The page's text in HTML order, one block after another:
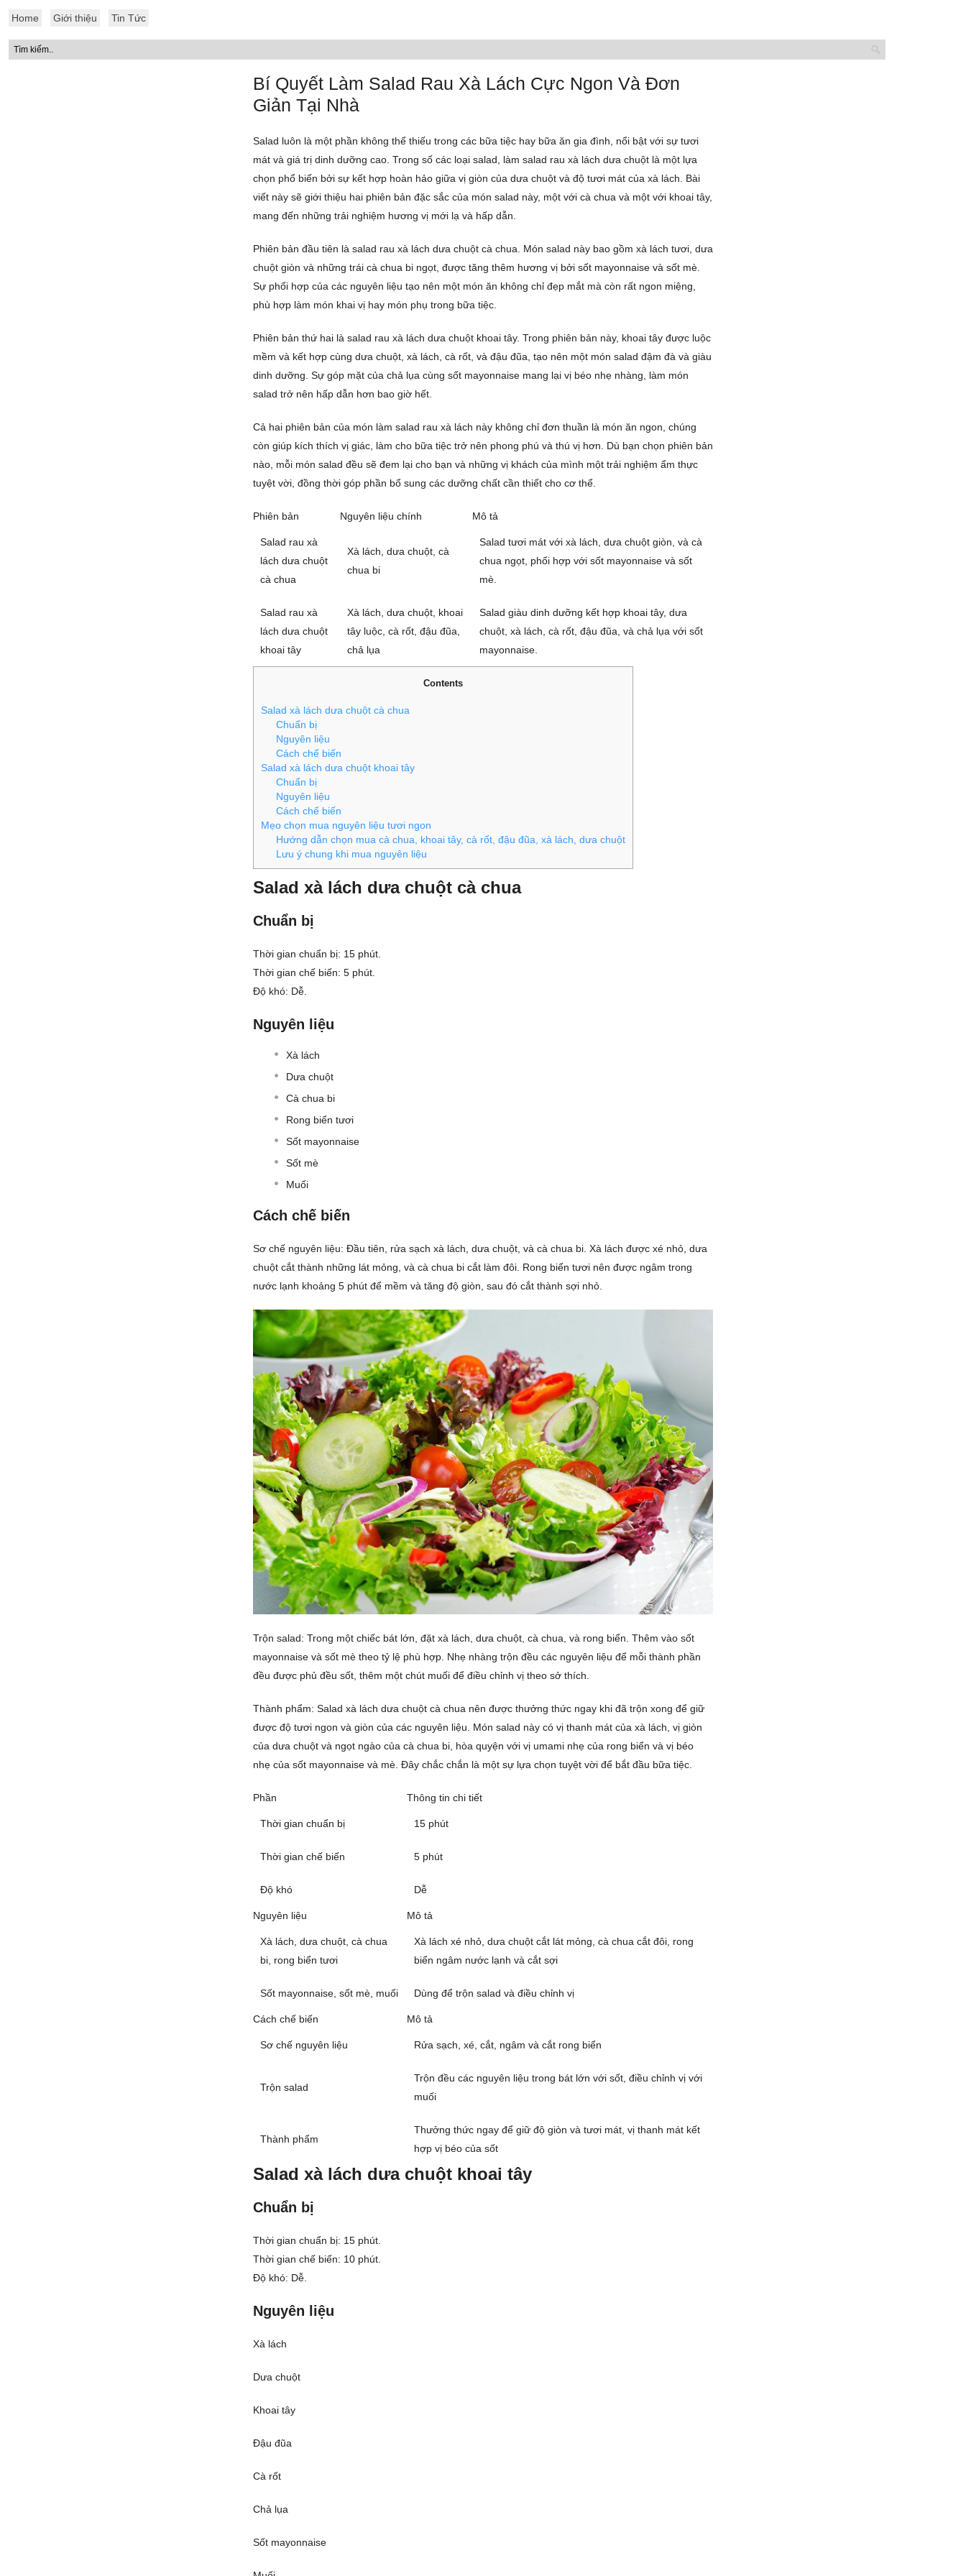
Home Giới thiệu Tin Tức
Bí Quyết Làm Salad Rau Xà Lách Cực Ngon Và Đơn
Giản Tại Nhà
Salad luôn là một phần không thể thiếu trong các bữa tiệc hay bữa ăn gia đình, nổi bật với sự tươi
mát và giá trị dinh dưỡng cao. Trong số các loại salad, làm salad rau xà lách dưa chuột là một lựa
chọn phổ biến bởi sự kết hợp hoàn hảo giữa vị giòn của dưa chuột và độ tươi mát của xà lách. Bài
viết này sẽ giới thiệu hai phiên bản đặc sắc của món salad này, một với cà chua và một với khoai tây,
mang đến những trải nghiệm hương vị mới lạ và hấp dẫn.
Phiên bản đầu tiên là salad rau xà lách dưa chuột cà chua. Món salad này bao gồm xà lách tươi, dưa
chuột giòn và những trái cà chua bi ngọt, được tăng thêm hương vị bởi sốt mayonnaise và sốt mè.
Sự phối hợp của các nguyên liệu tạo nên một món ăn không chỉ đẹp mắt mà còn rất ngon miệng,
phù hợp làm món khai vị hay món phụ trong bữa tiệc.
Phiên bản thứ hai là salad rau xà lách dưa chuột khoai tây. Trong phiên bản này, khoai tây được luộc
mềm và kết hợp cùng dưa chuột, xà lách, cà rốt, và đậu đũa, tạo nên một món salad đậm đà và giàu
dinh dưỡng. Sự góp mặt của chả lụa cùng sốt mayonnaise mang lại vị béo nhẹ nhàng, làm món
salad trở nên hấp dẫn hơn bao giờ hết.
Cả hai phiên bản của món làm salad rau xà lách này không chỉ đơn thuần là món ăn ngon, chúng
còn giúp kích thích vị giác, làm cho bữa tiệc trở nên phong phú và thú vị hơn. Dù bạn chọn phiên bản
nào, mỗi món salad đều sẽ đem lại cho bạn và những vị khách của mình một trải nghiệm ẩm thực
tuyệt vời, đồng thời góp phần bổ sung các dưỡng chất cần thiết cho cơ thể.
Phiên bản Nguyên liệu chính Mô tả
Salad rau xà
lách dưa chuột
cà chua
Xà lách, dưa chuột, cà
chua bi
Salad tươi mát với xà lách, dưa chuột giòn, và cà
chua ngọt, phối hợp với sốt mayonnaise và sốt
mè.
Salad rau xà
lách dưa chuột
khoai tây
Xà lách, dưa chuột, khoai
tây luộc, cà rốt, đậu đũa,
chả lụa
Salad giàu dinh dưỡng kết hợp khoai tây, dưa
chuột, xà lách, cà rốt, đậu đũa, và chả lụa với sốt
mayonnaise.
Contents
Salad xà lách dưa chuột cà chua
Chuẩn bị
Nguyên liệu
Cách chế biến
Salad xà lách dưa chuột khoai tây
Chuẩn bị
Nguyên liệu
Cách chế biến
Mẹo chọn mua nguyên liệu tươi ngon
Hướng dẫn chọn mua cà chua, khoai tây, cà rốt, đậu đũa, xà lách, dưa chuột
Lưu ý chung khi mua nguyên liệu
Salad xà lách dưa chuột cà chua
Chuẩn bị
Thời gian chuẩn bị: 15 phút.
Thời gian chế biến: 5 phút.
Độ khó: Dễ.
Nguyên liệu
Xà lách
Dưa chuột
Cà chua bi
Rong biển tươi
Sốt mayonnaise
Sốt mè
Muối
Cách chế biến
Sơ chế nguyên liệu: Đầu tiên, rửa sạch xà lách, dưa chuột, và cà chua bi. Xà lách được xé nhỏ, dưa
chuột cắt thành những lát mỏng, và cà chua bi cắt làm đôi. Rong biển tươi nên được ngâm trong
nước lạnh khoảng 5 phút để mềm và tăng độ giòn, sau đó cắt thành sợi nhỏ.
Trộn salad: Trong một chiếc bát lớn, đặt xà lách, dưa chuột, cà chua, và rong biển. Thêm vào sốt
mayonnaise và sốt mè theo tỷ lệ phù hợp. Nhẹ nhàng trộn đều các nguyên liệu để mỗi thành phần
đều được phủ đều sốt, thêm một chút muối để điều chỉnh vị theo sở thích.
Thành phẩm: Salad xà lách dưa chuột cà chua nên được thưởng thức ngay khi đã trộn xong để giữ
được độ tươi ngon và giòn của các nguyên liệu. Món salad này có vị thanh mát của xà lách, vị giòn
của dưa chuột và ngọt ngào của cà chua bi, hòa quyện với vị umami nhẹ của rong biển và vị béo
nhẹ của sốt mayonnaise và mè. Đây chắc chắn là một sự lựa chọn tuyệt vời để bắt đầu bữa tiệc.
Phần Thông tin chi tiết
Thời gian chuẩn bị 15 phút
Thời gian chế biến 5 phút
Độ khó Dễ
Nguyên liệu Mô tả
Xà lách, dưa chuột, cà chua
bi, rong biển tươi
Xà lách xé nhỏ, dưa chuột cắt lát mỏng, cà chua cắt đôi, rong
biển ngâm nước lạnh và cắt sợi
Sốt mayonnaise, sốt mè, muối Dùng để trộn salad và điều chỉnh vị
Cách chế biến Mô tả
Sơ chế nguyên liệu Rửa sạch, xé, cắt, ngâm và cắt rong biển
Trộn salad
Trộn đều các nguyên liệu trong bát lớn với sốt, điều chỉnh vị với
muối
Thành phẩm
Thưởng thức ngay để giữ độ giòn và tươi mát, vị thanh mát kết
hợp vị béo của sốt
Salad xà lách dưa chuột khoai tây
Chuẩn bị
Thời gian chuẩn bị: 15 phút.
Thời gian chế biến: 10 phút.
Độ khó: Dễ.
Nguyên liệu
Xà lách
Dưa chuột
Khoai tây
Đậu đũa
Cà rốt
Chả lụa
Sốt mayonnaise